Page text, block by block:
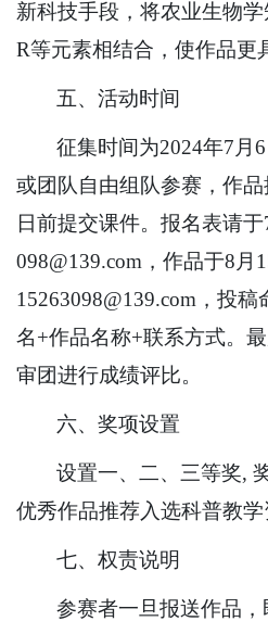
新科技手段，将农业生物
R等元素相结合，使作品更
五、活动时间
征集时间为2024年7月
或团队自由组队参赛，作
日前提交课件。报名表请
098@139.com，作品于8月
15263098@139.com，投
名+作品名称+联系方式。
审团进行成绩评比。
六、奖项设置
设置一、二、三等奖,
优秀作品推荐入选科普教学
七、权责说明
参赛者一旦报送作品